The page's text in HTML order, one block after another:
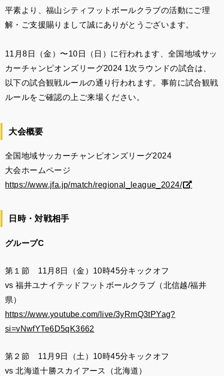
平素より、福山シティフットボールクラブの活動にご理
解・ご支援賜りまして誠にありがとうございます。
11月8日（金）〜10日（日）に行われます、全国地域サッ
カーチャンピオンズリーグ2024 1次ラウンドの試合は、
以下の試合観戦ルールの通り行われます。事前に試合観戦
ルールをご確認の上ご来場ください。
大会概要
全国地域サッカーチャンピオンズリーグ2024
大会ホームページ
https://www.jfa.jp/match/regional_league_2024/
日時・対戦相手
グループC
第１節 11月8日（金）10時45分キックオフ
vs 福井ユナイテッドフットボールクラブ（北信越/福井
県）
https://www.youtube.com/live/3yRmQ3tPYag?
si=vNwfYTe6D5qK3662
第２節 11月9日（土）10時45分キックオフ
vs 北海道十勝スカイアース（北海道）